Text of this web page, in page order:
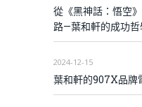
從《黑神話：悟空
路—葉和軒的成功哲
2024-12-15
葉和軒的907X品牌